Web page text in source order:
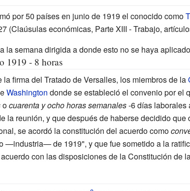
por 50 países en junio de 1919 el conocido como
(Claúsulas económicas, Parte XIII - Trabajo,
la semana dirigida a donde esto no se haya
1919 - 8 horas
firma del Tratado de Versalles, los miembros de la
Washington donde se estableció el convenio por el
ocuarenta y ocho horas semanales-6 días laborales
la reunión, y que después de haberse decidido
se acordó la constitución del acuerdo como
—industria— de 1919", y que fue sometido a la
con las disposiciones de la Constitución de